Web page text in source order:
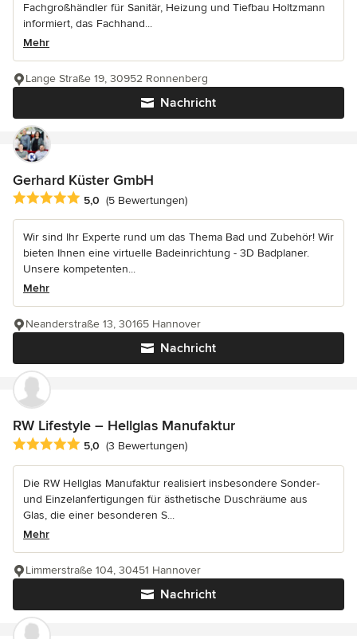
Fachgroßhändler für Sanitär, Heizung und Tiefbau Holtzmann
informiert, das Fachhand...
Mehr
Nachricht
Lange Straße 19, 30952 Ronnenberg
Gerhard Küster GmbH
Durchschnittliche Bewertung: 5 von 5 Sternen
5,0 (5 Bewertungen)
Wir sind Ihr Experte rund um das Thema Bad und Zubehör! Wir
bieten Ihnen eine virtuelle Badeinrichtung - 3D Badplaner.
Unsere kompetenten...
Mehr
Nachricht
Neanderstraße 13, 30165 Hannover
RW Lifestyle – Hellglas Manufaktur
Durchschnittliche Bewertung: 5 von 5 Sternen
5,0 (3 Bewertungen)
Die RW Hellglas Manufaktur realisiert insbesondere Sonder-
und Einzelanfertigungen für ästhetische Duschräume aus
Glas, die einer besonderen S...
Mehr
Nachricht
Limmerstraße 104, 30451 Hannover